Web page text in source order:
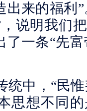
出来的福利
说明我们
了一条“先
统中，“民
思想不同